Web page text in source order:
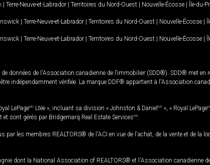
| Terre-Neuve-et-Labrador | Territoires du Nord-Ouest | Nouvelle-Écosse | Île-du-
| Terre-Neuve-et-Labrador | Territoires du Nord-Ouest | Nouvelle-Écosse |
| Terre-Neuve-et-Labrador | Territoires du Nord-Ouest | Nouvelle-Écosse |
données de l'Association canadienne de l’immobilier (SDD®). SDD® met en
indépendamment vérifiée. La marque DDF® appartient à l'Association
LePageMD Ltée », incluant sa division « Johnston & Daniel MD », « Royal LePage
sont gérés par Bridgemarq Real Estate ServicesMD
les membres REALTORS® de l'ACI en vue de l'achat, de la vente et de la
dont la National Association of REALTORS® et l'Association canadienne